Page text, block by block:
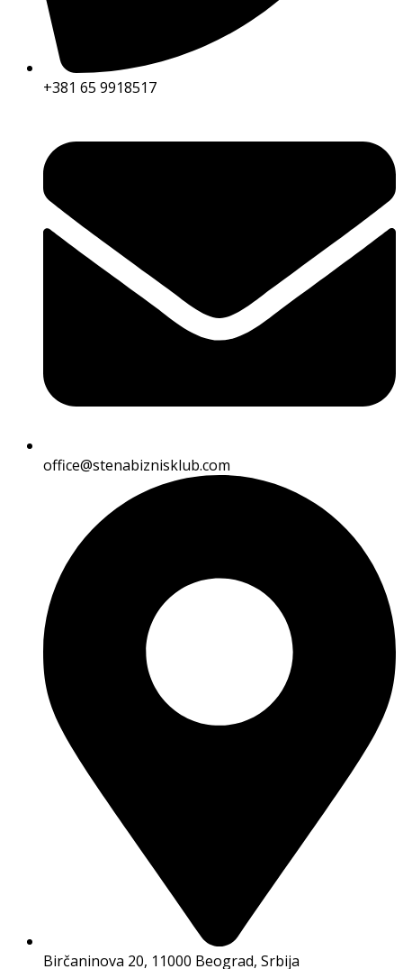
+381 65 9918517
office@stenabiznisklub.com
Birčaninova 20, 11000 Beograd, Srbija